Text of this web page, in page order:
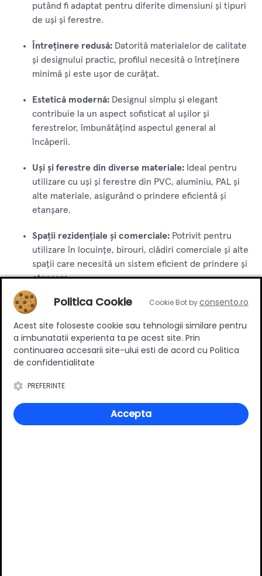
putând fi adaptat pentru diferite dimensiuni și tipuri
de uși și ferestre.
Întreținere redusă: Datorită materialelor de calitate
și designului practic, profilul necesită o întreținere
minimă și este ușor de curățat.
Estetică modernă: Designul simplu și elegant
contribuie la un aspect sofisticat al ușilor și
ferestrelor, îmbunătățind aspectul general al
încăperii.
Uși și ferestre din diverse materiale: Ideal pentru
utilizare cu uși și ferestre din PVC, aluminiu, PAL și
alte materiale, asigurând o prindere eficientă și
etanșare.
Spații rezidențiale și comerciale: Potrivit pentru
utilizare în locuințe, birouri, clădiri comerciale și alte
spații care necesită un sistem eficient de prindere și
etanșare.
Profilul mâner Y alb cu perie de 2,5 metri este soluția
ușilor și ferestrelor, oferind durabilitate, confort și un
design modern.
Specificatii
Politica Cookie Cookie Bot byconsento.ro
Acest site foloseste cookie sau tehnologii similare pentru
a imbunatatii experienta ta pe acest site. Prin
continuarea accesarii site-ului esti de acord cu Politica
de confidentialitate
PREFERINTE
Accepta